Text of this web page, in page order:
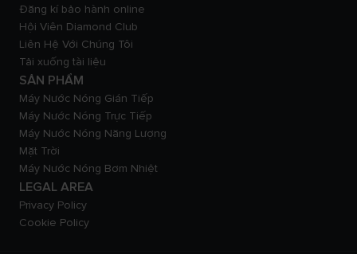
Đăng kí bảo hành online
Hội Viên Diamond Club
Liên Hệ Với Chúng Tôi
Tải xuống tài liệu
SẢN PHẨM
Máy Nước Nóng Gián Tiếp
Máy Nước Nóng Trực Tiếp
Máy Nước Nóng Năng Lượng
Mặt Trời
Máy Nước Nóng Bơm Nhiệt
LEGAL AREA
Privacy Policy
Cookie Policy